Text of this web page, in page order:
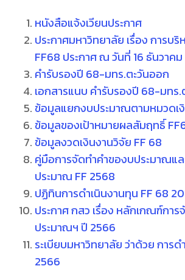
หนังสือแจ้งเวียนประกาศ
ประกาศมหาวิทยาลัย เรื่อง การบ
FF68 ประกาศ ณ วันที่ 16 ธันวาค
คำรับรองปี 68-มทร.ตะวันออก
เอกสารแนบ คำรับรองปี 68-มทร
ข้อมูลแยกงบประมาณตามหมวดเ
ข้อมูลของเป้าหมายผลสัมฤทธิ์
ข้อมูลงวดเงินงานวิจัย FF 68
คู่มือการจัดทำคำของบประมาณแล
ประมาณ FF 2568
ปฏิทินการดำเนินงานทุน FF 68
ประกาศ กสว เรื่อง หลักเกณฑ์กา
ประมาณฯ ปี 2566
ระเบียบมหาวิทยาลัย ว่าด้วย การด
2566